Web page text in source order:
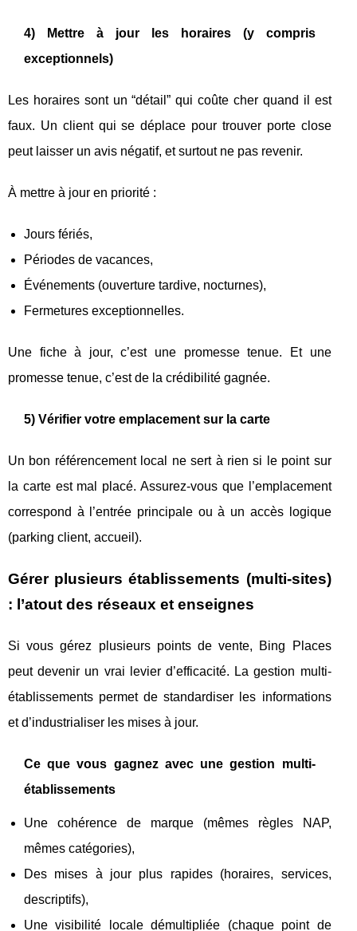
4) Mettre à jour les horaires (y compris
exceptionnels)
Les horaires sont un “détail” qui coûte cher quand il est
faux. Un client qui se déplace pour trouver porte close
peut laisser un avis négatif, et surtout ne pas revenir.
À mettre à jour en priorité :
Jours fériés,
Périodes de vacances,
Événements (ouverture tardive, nocturnes),
Fermetures exceptionnelles.
Une fiche à jour, c’est une promesse tenue. Et une
promesse tenue, c’est de la crédibilité gagnée.
5) Vérifier votre emplacement sur la carte
Un bon référencement local ne sert à rien si le point sur
la carte est mal placé. Assurez-vous que l’emplacement
correspond à l’entrée principale ou à un accès logique
(parking client, accueil).
Gérer plusieurs établissements (multi-sites)
: l’atout des réseaux et enseignes
Si vous gérez plusieurs points de vente, Bing Places
peut devenir un vrai levier d’efficacité. La gestion multi-
établissements permet de standardiser les informations
et d’industrialiser les mises à jour.
Ce que vous gagnez avec une gestion multi-
établissements
Une cohérence de marque (mêmes règles NAP,
mêmes catégories),
Des mises à jour plus rapides (horaires, services,
descriptifs),
Une visibilité locale démultipliée (chaque point de